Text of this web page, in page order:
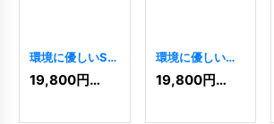
環境に優しいS人
のロゴ [8053
19,800円(税込)
環境に優しい家
のロゴ [8671
19,800円(税込)